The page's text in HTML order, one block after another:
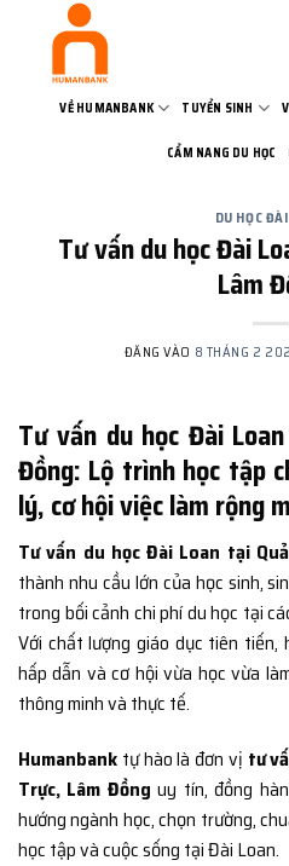
VỀ HUMANBANK TUYỂN SINH
CẨM NANG DU HỌC
DU HỌC
Tư vấn du học Đài
Lâm
ĐĂNG VÀO 8 THÁNG 2
Tư vấn du học Đài
Đồng: Lộ trình học tập
lý, cơ hội việc làm rộng
Tư vấn du học Đài Loan tại
thành nhu cầu lớn của học sinh,
trong bối cảnh chi phí du học tại
Với chất lượng giáo dục tiên tiến,
hấp dẫn và cơ hội vừa học vừa
thông minh và thực tế.
Humanbank tự hào là đơn vị tư
Trực, Lâm Đồng uy tín, đồng
hướng ngành học, chọn trường,
học tập và cuộc sống tại Đài Loan.